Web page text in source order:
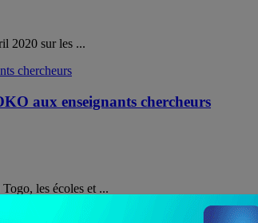
2020 sur les ...
aux enseignants chercheurs
les écoles et ...